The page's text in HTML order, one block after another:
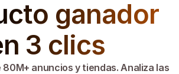
3 clics
anuncios y tiendas. Analiza las